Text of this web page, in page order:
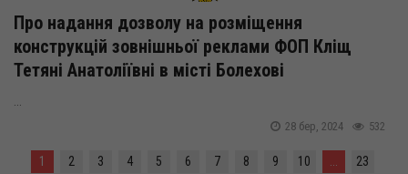
Про надання дозволу на розміщення
конструкцій зовнішньої реклами ФОП Кліщ
Тетяні Анатоліївні в місті Болехові
532
28 бер, 2024
1 2 3 4 5 6 7 8 9 10 23